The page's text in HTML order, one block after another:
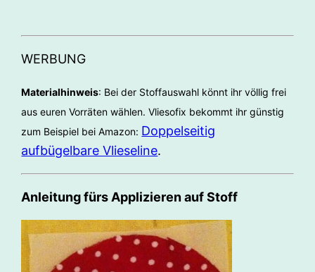
WERBUNG
Materialhinweis: Bei der Stoffauswahl könnt ihr völlig frei
aus euren Vorräten wählen. Vliesofix bekommt ihr günstig
zum Beispiel bei Amazon: Doppelseitig
aufbügelbare Vlieseline.
Anleitung fürs Applizieren auf Stoff